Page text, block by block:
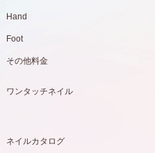
Hand
Foot
その他料金
ワンタッチネイル
ネイルカタログ